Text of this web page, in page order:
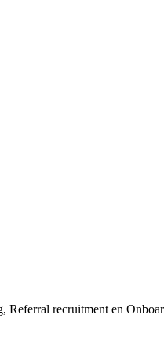
Referral recruitment en